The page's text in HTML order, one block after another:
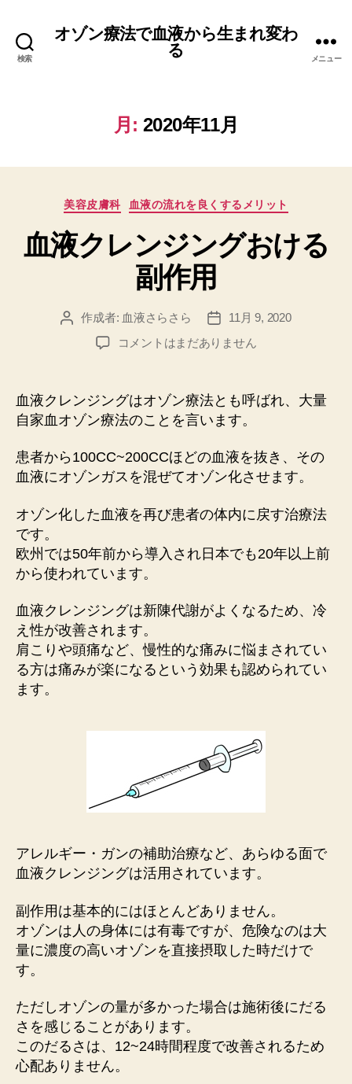
検索
オゾン療法で血液から生まれ変わ
る
メニュー
月: 2020年11月
カ
ゴ
リ
ー
美容皮膚科 血液の流れを良くするメリット
血液クレンジングおける
副作用
投
作成者: 血液さらさら
投
稿
日
11月 9, 2020
血
レ
ン
ジ
グ
お
る
作
用
へ
の
コメントはまだありません
血液クレンジングはオゾン療法とも呼ばれ、大量
自家血オゾン療法のことを言います。
患者から100CC~200CCほどの血液を抜き、その
血液にオゾンガスを混ぜてオゾン化させます。
オゾン化した血液を再び患者の体内に戻す治療法
です。
欧州では50年前から導入され日本でも20年以上前
から使われています。
血液クレンジングは新陳代謝がよくなるため、冷
え性が改善されます。
肩こりや頭痛など、慢性的な痛みに悩まされてい
る方は痛みが楽になるという効果も認められてい
ます。
アレルギー・ガンの補助治療など、あらゆる面で
血液クレンジングは活用されています。
副作用は基本的にはほとんどありません。
オゾンは人の身体には有毒ですが、危険なのは大
量に濃度の高いオゾンを直接摂取した時だけで
す。
ただしオゾンの量が多かった場合は施術後にだる
さを感じることがあります。
このだるさは、12~24時間程度で改善されるため
心配ありません。